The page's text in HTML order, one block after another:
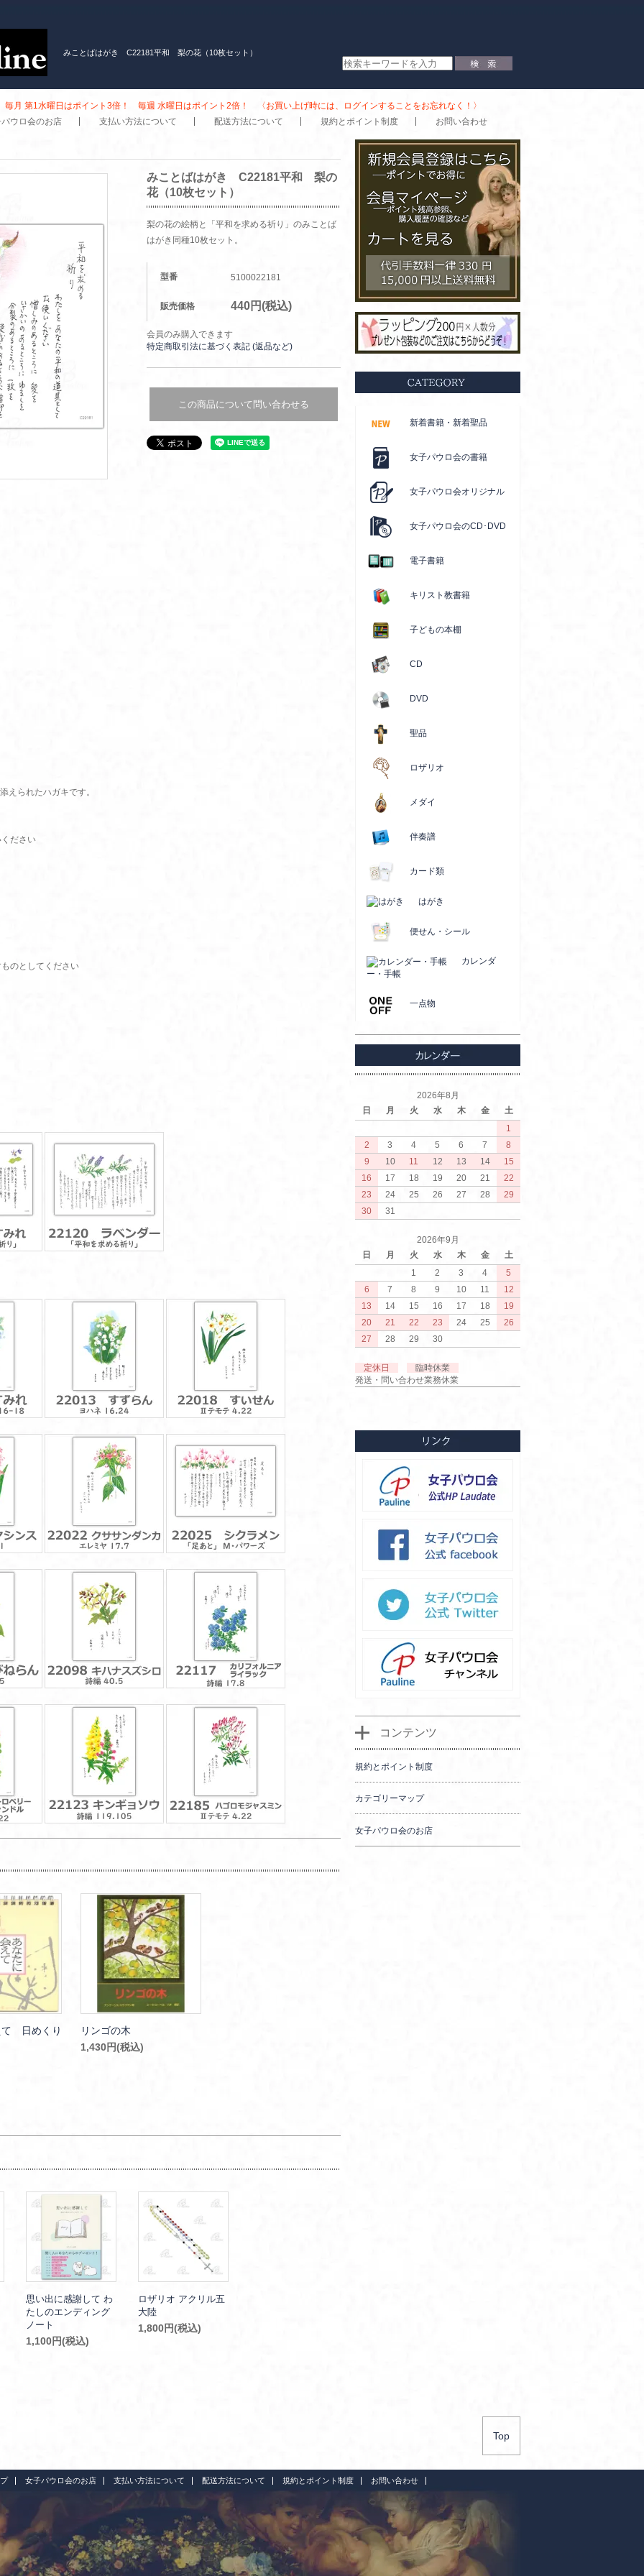
みことばはがき C22181平和 梨の花（10枚セット）
月 第1水曜日はポイント3倍！ 毎週 水曜日はポイント2倍！ 〈お買い上げ時には、ログインすることをお忘れなく！〉
ウロ会のお店
支払い方法について 配送方法について 規約とポイント制度 お問い合わせ
みことばはがき C22181平和 梨の
花（10枚セット）
梨の花の絵柄と「平和を求める祈り」のみことば
はがき同種10枚セット。
型番 5100022181
販売価格 440円(税込)
会員のみ購入できます
特定商取引法に基づく表記 (返品など)
この商品について問い合わせる
えられたハガキです。
ださい
のとしてください
て 日めくり
リンゴの木
1,430円(税込)
思い出に感謝して わ
たしのエンディング
ノート
1,100円(税込)
ロザリオ アクリル五
大陸
1,800円(税込)
新着書籍・新着聖品
女子パウロ会の書籍
女子パウロ会オリジナル
女子パウロ会のCD･DVD
電子書籍
キリスト教書籍
子どもの本棚
CD
DVD
聖品
ロザリオ
メダイ
伴奏譜
カード類
はがき
便せん・シール
カレンダ
ー・手帳
一点物
2026年8月
日
月 火 水 木 金
土
1
2
3 4 5 6 7
8
9
10 11 12 13 14
15
16
17 18 19 20 21
22
23
24 25 26 27 28
29
30
31
2026年9月
日
月 火 水 木 金
土
1
2 3 4
5
6
7 8 9 10 11
12
13
14 15 16 17 18
19
20
21 22 23 24 25
26
27
28 29 30
定休日
臨時休業
発送・問い合わせ業務休業
コンテンツ
規約とポイント制度
カテゴリーマップ
女子パウロ会のお店
Top
女子パウロ会のお店 支払い方法について 配送方法について 規約とポイント制度 お問い合わせ